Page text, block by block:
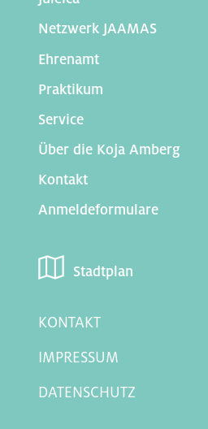
Netzwerk JAAMAS
Ehrenamt
Praktikum
Service
Über die Koja Amberg
Kontakt
Anmeldeformulare
Stadtplan
KONTAKT
IMPRESSUM
DATENSCHUTZ